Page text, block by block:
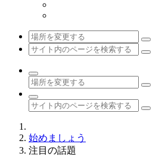
始めましょう
注目の話題